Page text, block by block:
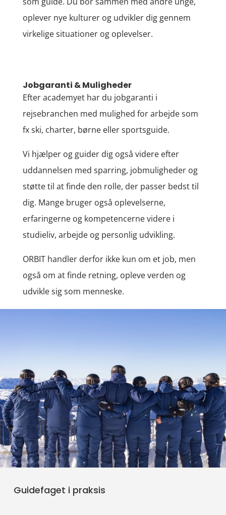
oplever nye kulturer og udvikler dig gennem
virkelige situationer og oplevelser.
Jobgaranti & Muligheder
Efter academyet har du jobgaranti i
rejsebranchen med mulighed for arbejde som
fx ski, charter, børne eller sportsguide.
Vi hjælper og guider dig også videre efter
uddannelsen med sparring, jobmuligheder og
støtte til at finde den rolle, der passer bedst til
dig. Mange bruger også oplevelserne,
erfaringerne og kompetencerne videre i
studieliv, arbejde og personlig udvikling.
ORBIT handler derfor ikke kun om et job, men
også om at finde retning, opleve verden og
udvikle sig som menneske.
Guidefaget i praksis